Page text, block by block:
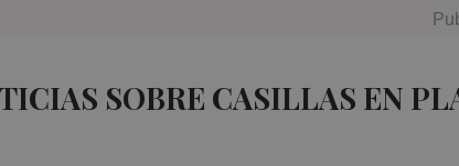
SOBRE CASILLAS EN